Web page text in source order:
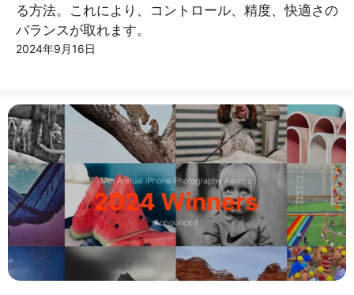
る方法。これにより、コントロール、精度、快適さの
バランスが取れます。
2024年9月16日